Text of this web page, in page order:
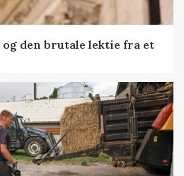
den brutale lektie fra et